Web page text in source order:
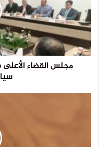
مجلس القضاء الأعلى